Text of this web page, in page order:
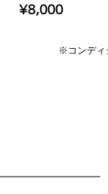
¥8,000
※コンディ